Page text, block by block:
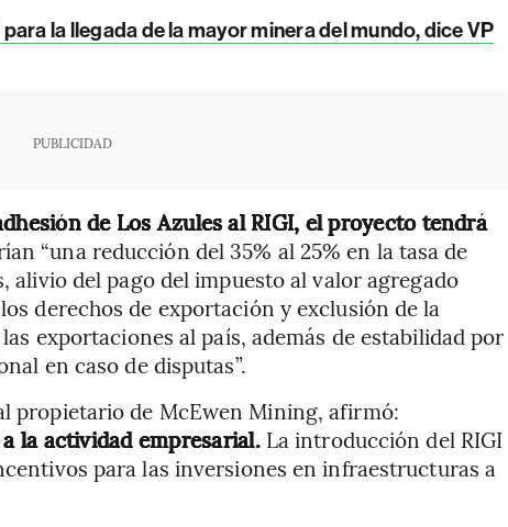
la llegada de la mayor minera del mundo, dice VP
PUBLICIDAD
de Los Azules al RIGI, el proyecto tendrá
“una reducción del 35% al 25% en la tasa de
alivio del pago del impuesto al valor agregado
derechos de exportación y exclusión de la
exportaciones al país, además de estabilidad por
en caso de disputas”.
propietario de McEwen Mining, afirmó:
la actividad empresarial.La introducción del RIGI
para las inversiones en infraestructuras a